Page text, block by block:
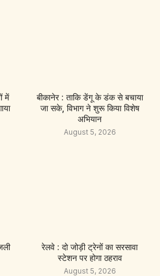
में
बीकानेर : ताकि डेंगू के डंक से बचाया
जा सके, विभाग ने शुरू किया विशेष
अभियान
August 5, 2026
रेलवे : दो जोड़ी ट्रेनों का सरसावा
स्टेशन पर होगा ठहराव
August 5, 2026